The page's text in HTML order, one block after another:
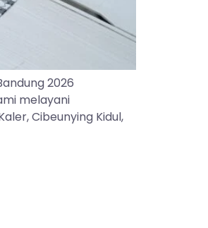
2026
melayani
Cibeunying Kidul,